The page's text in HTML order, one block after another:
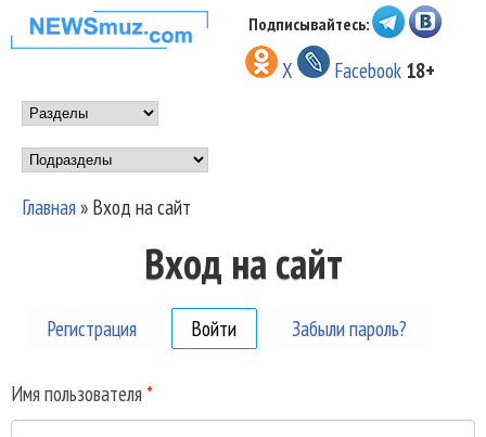
Перейти к основному
содержанию
НОВОСТИ
МУЗЫКИ И
ШОУ БИЗНЕСА
NEWSMUZ.COM
Подписывайтесь:
X Facebook 18+
Main menu
Подразделы
Вы здесь
Главная» Вход на сайт
Вход на сайт
Регистрация Войти (активная вкладка)
Забыли пароль?
Имя пользователя *